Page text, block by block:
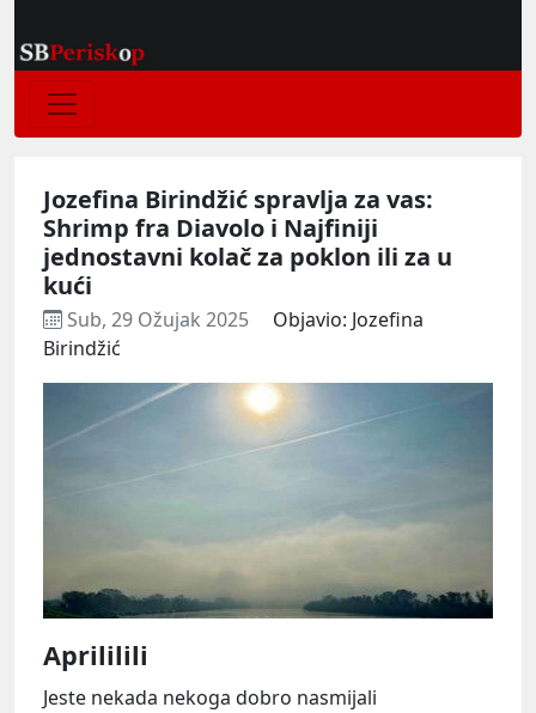
Jozefina Birindžić spravlja za vas:
Shrimp fra Diavolo i Najfiniji
jednostavni kolač za poklon ili za u
kući
Sub, 29 Ožujak 2025
Objavio: Jozefina
Birindžić
Aprililili
Jeste nekada nekoga dobro nasmijali